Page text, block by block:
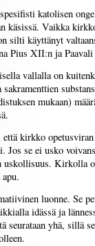
katolisen
käsissä. Vaikka
silti käyttänyt
Pius XII:n ja
vallalla on
mukaan)
kirkko opetusviran
Jos se ei usko
uskollisuus. Kirkolla
luonne. Se
idässä ja
yhä, sillä